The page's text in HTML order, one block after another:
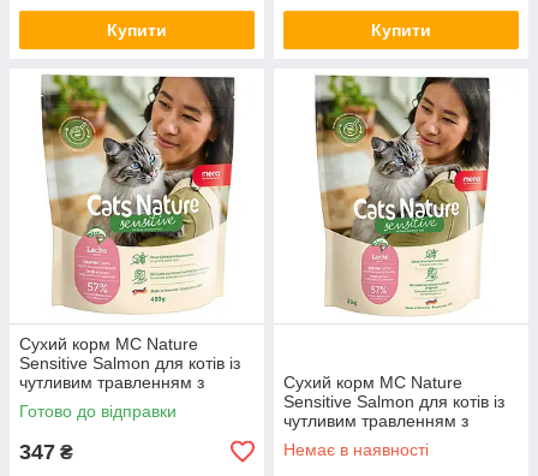
Купити Купити
Сухий корм MC Nature
Sensitive Salmon для котів із
чутливим травленням з
лососем, 400 г (*)
Готово до відправки
347 ₴
Сухий корм MC Nature
Sensitive Salmon для котів із
чутливим травленням з
лососем, 2 кг (*)
Немає в наявності